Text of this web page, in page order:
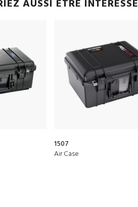
AUSSI ÊTRE INTÉRESSE
1507
Air Case